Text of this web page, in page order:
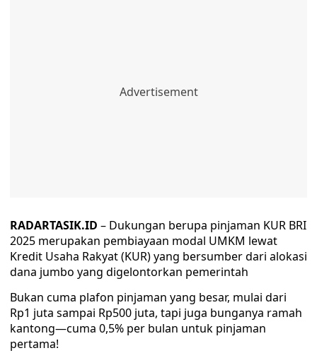
RADARTASIK.ID – Dukungan berupa pinjaman KUR BRI
2025 merupakan pembiayaan modal UMKM lewat
Kredit Usaha Rakyat (KUR) yang bersumber dari alokasi
dana jumbo yang digelontorkan pemerintah
Bukan cuma plafon pinjaman yang besar, mulai dari
Rp1 juta sampai Rp500 juta, tapi juga bunganya ramah
kantong—cuma 0,5% per bulan untuk pinjaman
pertama!